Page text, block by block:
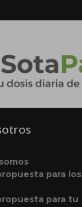
para los
para tu